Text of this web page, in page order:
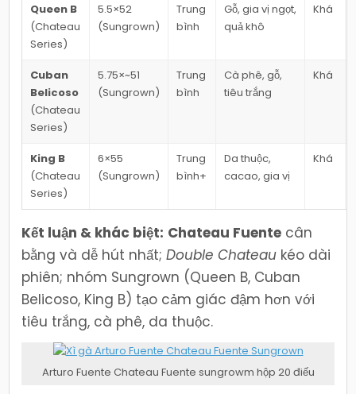
Queen B
(Chateau
Series)
5.5×52
(Sungrown)
Trung
bình
Gỗ, gia vị ngọt,
quả khô
Khá
Cuban
Belicoso
(Chateau
Series)
5.75×~51
(Sungrown)
Trung
bình
Cà phê, gỗ,
tiêu trắng
Khá
King B
(Chateau
Series)
6×55
(Sungrown)
Trung
bình+
Da thuộc,
cacao, gia vị
Khá
Kết luận & khác biệt: Chateau Fuente cân
bằng và dễ hút nhất;Double Chateau kéo dài
phiên; nhóm Sungrown (Queen B, Cuban
Belicoso, King B) tạo cảm giác đậm hơn với
tiêu trắng, cà phê, da thuộc.
Arturo Fuente Chateau Fuente sungrowm hộp 20 điếu